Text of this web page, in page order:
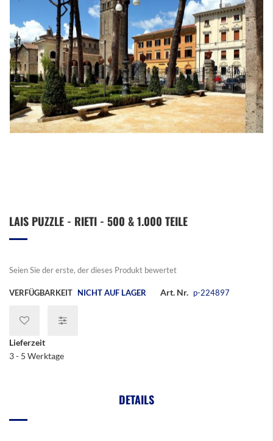
Anfang
LAIS PUZZLE - RIETI - 500 & 1.000 TEILE
Seien Sie der erste, der dieses Produkt bewertet
VERFÜGBARKEIT NICHT AUF LAGER Art. Nr. p-224897
Lieferzeit
3 - 5 Werktage
DETAILS